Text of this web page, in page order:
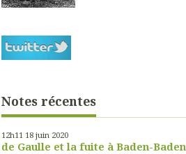
Notes récentes
12h11 18 juin 2020
de Gaulle et la fuite à Baden-Baden